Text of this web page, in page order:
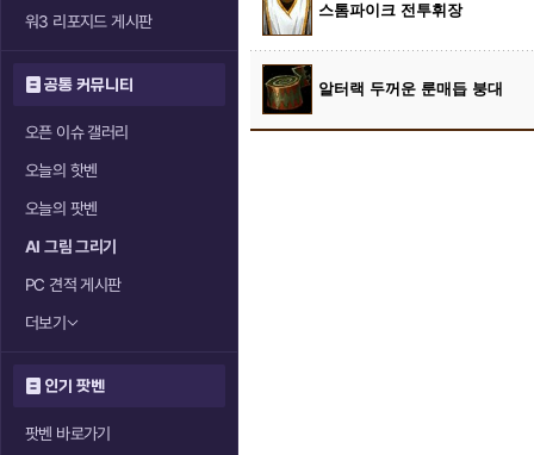
워3 리포지드 게시판
공통 커뮤니티
오픈 이슈 갤러리
오늘의 핫벤
오늘의 팟벤
AI 그림 그리기
PC 견적 게시판
더보기
인기 팟벤
팟벤 바로가기
스톰파이크 전투휘장
알터랙 두꺼운 룬매듭 붕대